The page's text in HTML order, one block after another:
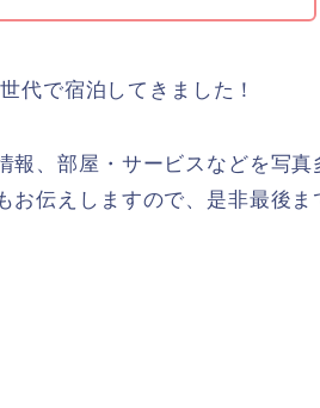
代で宿泊してきました！
報、部屋・サービスなどを写真
お伝えしますので、是非最後ま